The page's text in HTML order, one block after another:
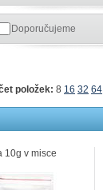
Doporučujeme
položek: 8 16 32 64
10g v misce